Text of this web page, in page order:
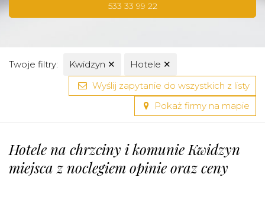
533 33 99 22
Twoje filtry: Kwidzyn ✕ Hotele ✕
Wyślij zapytanie do wszystkich z listy
Pokaż firmy na mapie
Hotele na chrzciny i komunie Kwidzyn
miejsca z noclegiem opinie oraz ceny